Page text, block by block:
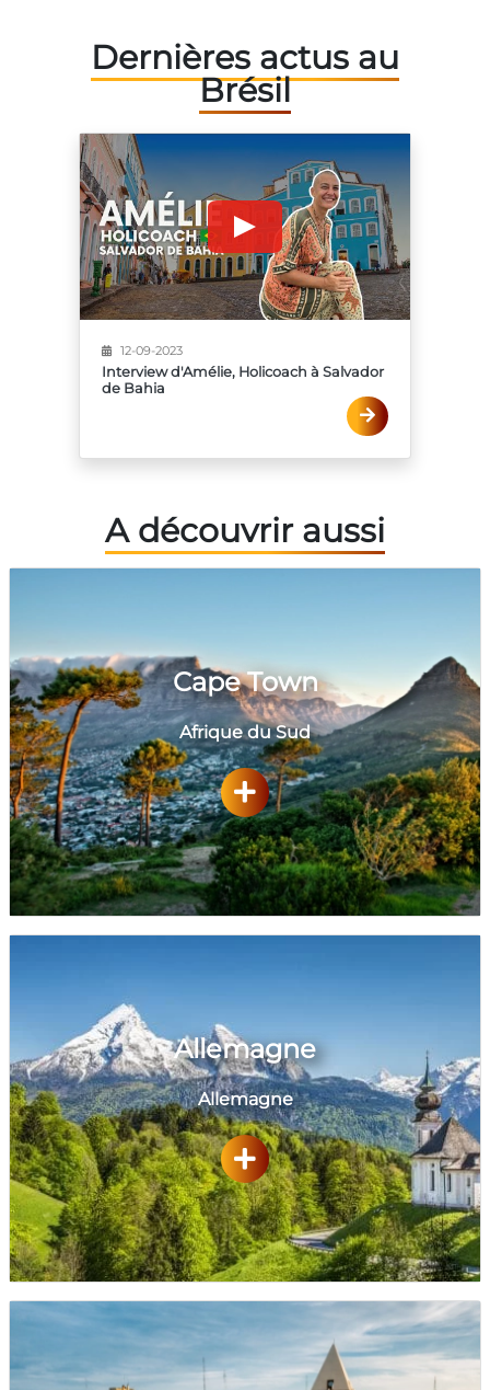
Dernières actus au
Brésil
12-09-2023
Interview d'Amélie, Holicoach à Salvador
de Bahia
A découvrir aussi
Cape Town
Afrique du Sud
Allemagne
Allemagne